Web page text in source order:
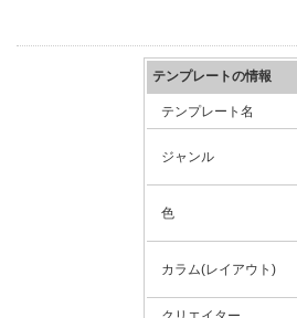
テンプレートの情報
テンプレート名
ジャンル
色
カラム(レイアウト)